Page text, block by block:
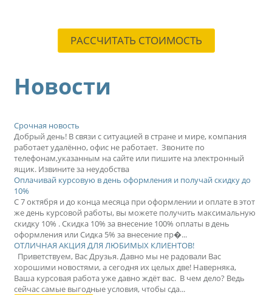
РАССЧИТАТЬ СТОИМОСТЬ
Новости
Срочная новость
Добрый день! В связи с ситуацией в стране и мире, компания
работает удалённо, офис не работает. Звоните по
телефонам,указанным на сайте или пишите на электронный
ящик. Извините за неудобства
Оплачивай курсовую в день оформления и получай скидку до
10%
С 7 октября и до конца месяца при оформлении и оплате в этот
же день курсовой работы, вы можете получить максимальную
скидку 10% . Скидка 10% за внесение 100% оплаты в день
оформления или Сидка 5% за внесение пр�...
ОТЛИЧНАЯ АКЦИЯ ДЛЯ ЛЮБИМЫХ КЛИЕНТОВ!
Приветствуем, Вас Друзья. Давно мы не радовали Вас
хорошими новостями, а сегодня их целых две! Наверняка,
Ваша курсовая работа уже давно ждёт вас. В чем дело? Ведь
сейчас самые выгодные условия, чтобы сда...